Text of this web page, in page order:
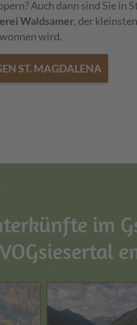
Auch dann sind Sie in
Waldsamer, der
wird.
ST. MAGDALENA
im